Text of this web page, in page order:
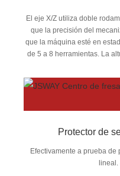
El eje X/Z utiliza doble
que la precisión del
que la máquina esté en
de 5 a 8 herramientas. La
Protector de
Efectivamente a prueba
lineal.